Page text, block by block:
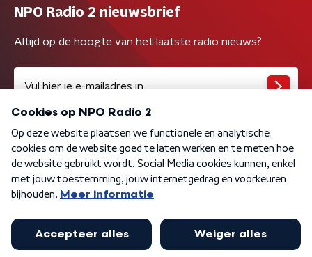
NPO Radio 2 nieuwsbrief
Altijd op de hoogte van het laatste radio nieuws?
Algemene voorwaarden